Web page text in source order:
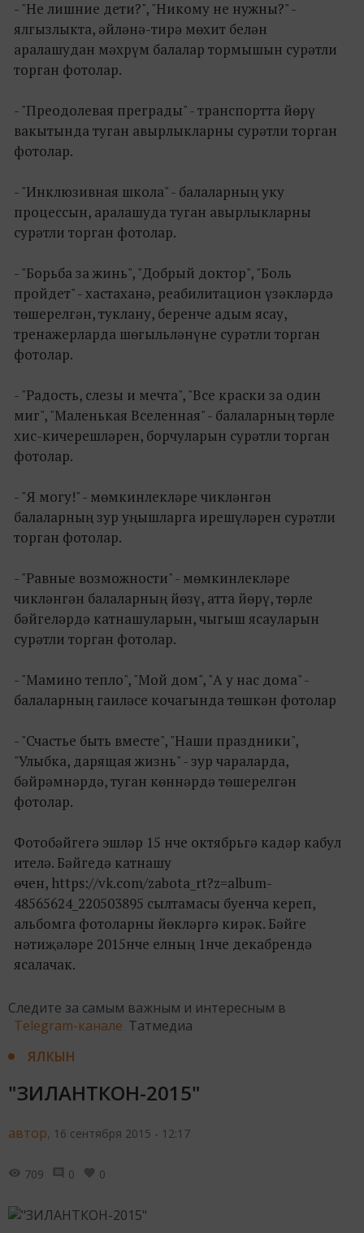
- "Не лишние дети?", "Никому не нужны?" -
ялгызлыкта, әйләнә-тирә мөхит белән
аралашудан мәхрүм балалар тормышын сурәтли
торган фотолар.
- "Преодолевая преграды" - транспортта йөрү
вакытында туган авырлыкларны сурәтли торган
фотолар.
- "Инклюзивная школа" - балаларның уку
процессын, аралашуда туган авырлыкларны
сурәтли торган фотолар.
- "Борьба за жинь", "Добрый доктор", "Боль
пройдет" - хастаханә, реабилитацион үзәкләрдә
төшерелгән, туклану, беренче адым ясау,
тренажерларда шөгыльләнүне сурәтли торган
фотолар.
- "Радость, слезы и мечта", "Все краски за один
миг", "Маленькая Вселенная" - балаларның төрле
хис-кичерешләрен, борчуларын сурәтли торган
фотолар.
- "Я могу!" - мөмкинлекләре чикләнгән
балаларның зур уңышларга ирешүләрен сурәтли
торган фотолар.
- "Равные возможности" - мөмкинлекләре
чикләнгән балаларның йөзү, атта йөрү, төрле
бәйгеләрдә катнашуларын, чыгыш ясауларын
сурәтли торган фотолар.
- "Мамино тепло", "Мой дом", "А у нас дома" -
балаларның гаиләсе кочагында төшкән фотолар
- "Счастье быть вместе", "Наши праздники",
"Улыбка, дарящая жизнь" - зур чараларда,
бәйрәмнәрдә, туган көннәрдә төшерелгән
фотолар.
Фотобәйгегә эшләр 15 нче октябрьгә кадәр кабул
ителә. Бәйгедә катнашу
өчен, https://vk.com/zabota_rt?z=album-
48565624_220503895 сылтамасы буенча кереп,
альбомга фотоларны йөкләргә кирәк. Бәйге
нәтиҗәләре 2015нче елның 1нче декабрендә
ясалачак.
Следите за самым важным и интересным в
Telegram-канале Татмедиа
ЯЛКЫН
"ЗИЛАНТКОН-2015"
автор, 16 сентября 2015 - 12:17
709 0 0